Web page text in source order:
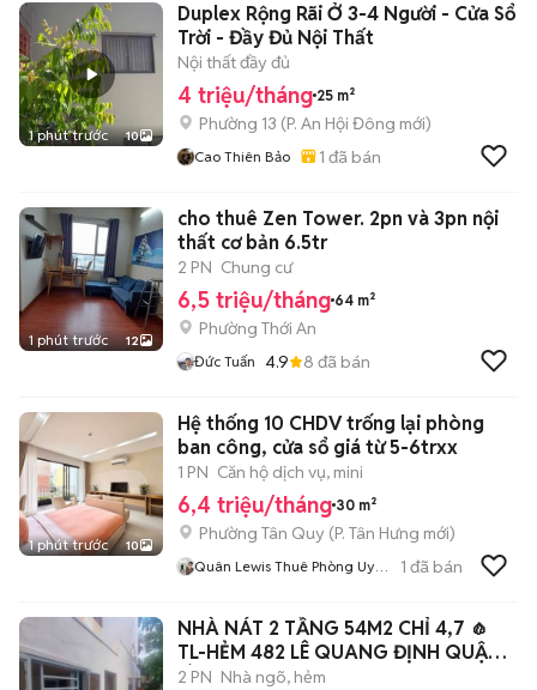
1 phút trước 10
Duplex Rộng Rãi Ở 3-4 Người - Cửa Sổ
Trời - Đầy Đủ Nội Thất
Nội thất đầy đủ
4 triệu/tháng 25 m²
Phường 13 (P. An Hội Đông mới)
Cao Thiên Bảo 1 đã bán
1 phút trước 12
cho thuê Zen Tower. 2pn và 3pn nội
thất cơ bản 6.5tr
2 PN Chung cư
6,5 triệu/tháng 64 m²
Phường Thới An
Đức Tuấn 4.9 8 đã bán
1 phút trước 10
Hệ thống 10 CHDV trống lại phòng
ban công, cửa sổ giá từ 5-6trxx
1 PN Căn hộ dịch vụ, mini
6,4 triệu/tháng 30 m²
Phường Tân Quy (P. Tân Hưng mới)
Quân Lewis Thuê Phòng Uy
1 đã bán
NHÀ NÁT 2 TẦNG 54M2 CHỈ 4,7 🧄
TL-HẺM 482 LÊ QUANG ĐỊNH QUẬN
BÌNH THẠNH
2 PN Nhà ngõ, hẻm